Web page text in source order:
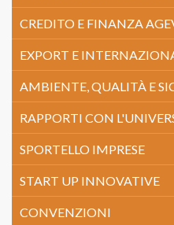
CREDITO E FINANZA
EXPORT E
AMBIENTE, QUALITÀ E
RAPPORTI CON
SPORTELLO IMPRESE
START UP INNOVATIVE
CONVENZIONI